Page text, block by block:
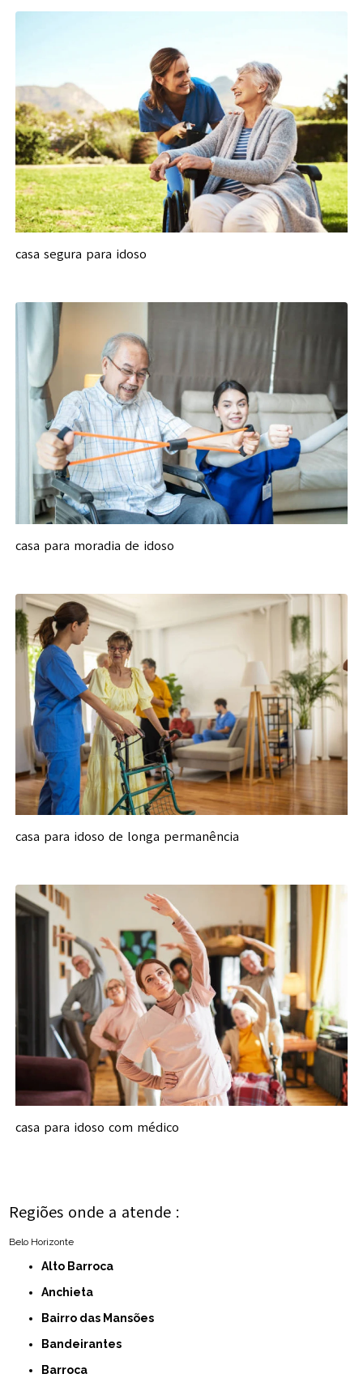
casa segura para idoso
casa para moradia de idoso
casa para idoso de longa permanência
casa para idoso com médico
Regiões onde a atende :
Belo Horizonte
Alto Barroca
Anchieta
Bairro das Mansões
Bandeirantes
Barroca